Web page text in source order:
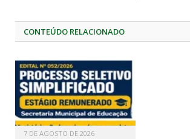
CONTEÚDO RELACIONADO
7 DE AGOSTO DE 2026